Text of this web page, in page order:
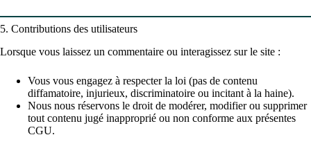
5. Contributions des utilisateurs
Lorsque vous laissez un commentaire ou interagissez sur le site :
Vous vous engagez à respecter la loi (pas de contenu
diffamatoire, injurieux, discriminatoire ou incitant à la haine).
Nous nous réservons le droit de modérer, modifier ou supprimer
tout contenu jugé inapproprié ou non conforme aux présentes
CGU.